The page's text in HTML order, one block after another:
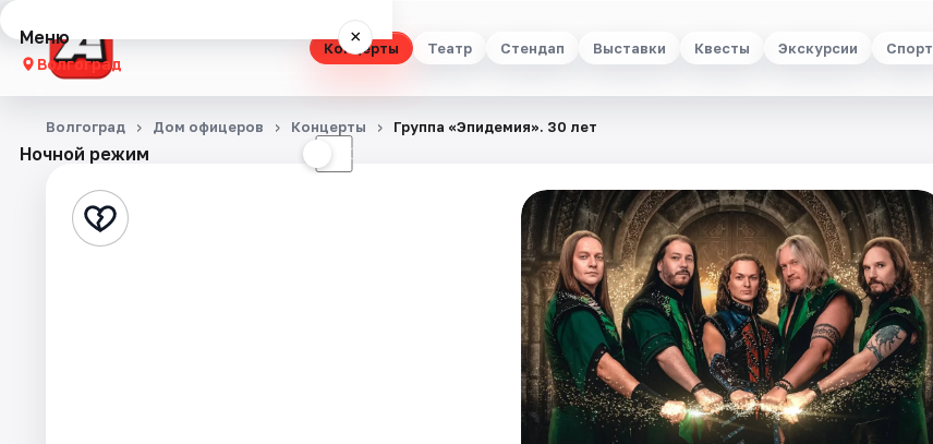
Концерты Театр Стендап Выставки Квесты Экскурсии Спорт
Меню ×
Волгоград
Концерты
Стендап
Ночной режим ☾
Волгоград Дом офицеров Концерты Группа «Эпидемия». 30 лет